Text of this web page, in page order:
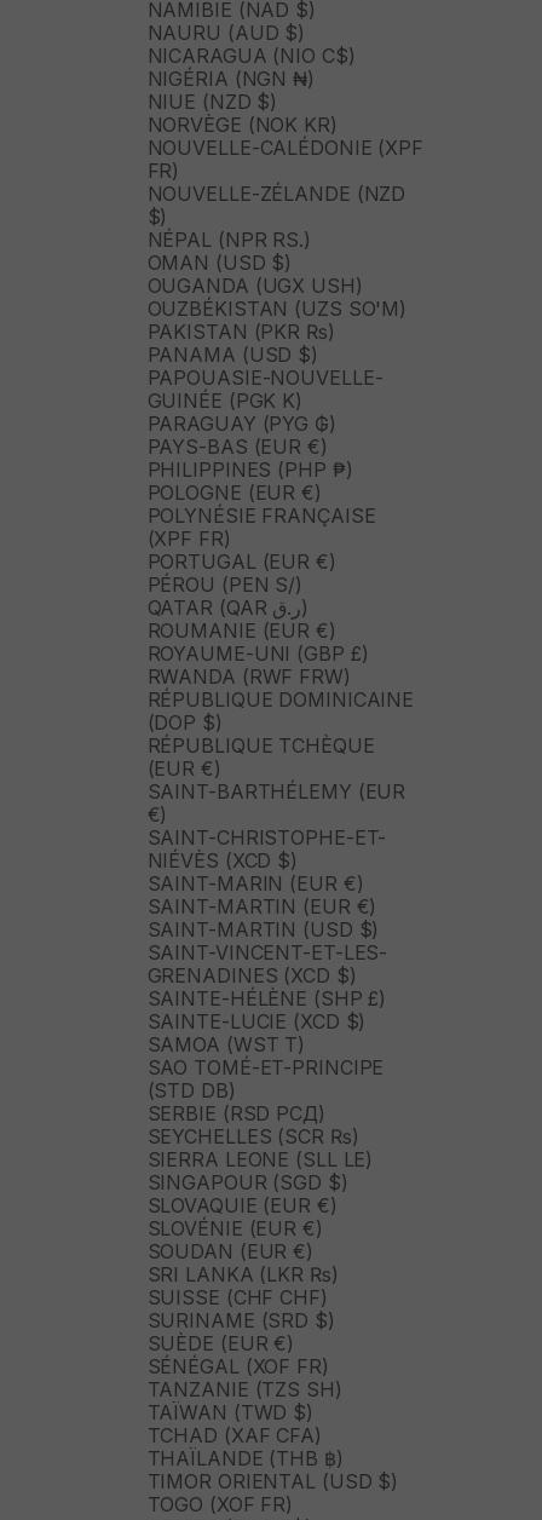
NAMIBIE (NAD $)
NAURU (AUD $)
NICARAGUA (NIO C$)
NIGÉRIA (NGN ₦)
NIUE (NZD $)
NORVÈGE (NOK KR)
NOUVELLE-CALÉDONIE (XPF
FR)
NOUVELLE-ZÉLANDE (NZD
$)
NÉPAL (NPR RS.)
OMAN (USD $)
OUGANDA (UGX USH)
OUZBÉKISTAN (UZS SO'M)
PAKISTAN (PKR ₨)
PANAMA (USD $)
PAPOUASIE-NOUVELLE-
GUINÉE (PGK K)
PARAGUAY (PYG ₲)
PAYS-BAS (EUR €)
PHILIPPINES (PHP ₱)
POLOGNE (EUR €)
POLYNÉSIE FRANÇAISE
(XPF FR)
PORTUGAL (EUR €)
PÉROU (PEN S/)
QATAR (QAR ر.ق)
ROUMANIE (EUR €)
ROYAUME-UNI (GBP £)
RWANDA (RWF FRW)
RÉPUBLIQUE DOMINICAINE
(DOP $)
RÉPUBLIQUE TCHÈQUE
(EUR €)
SAINT-BARTHÉLEMY (EUR
€)
SAINT-CHRISTOPHE-ET-
NIÉVÈS (XCD $)
SAINT-MARIN (EUR €)
SAINT-MARTIN (EUR €)
SAINT-MARTIN (USD $)
SAINT-VINCENT-ET-LES-
GRENADINES (XCD $)
SAINTE-HÉLÈNE (SHP £)
SAINTE-LUCIE (XCD $)
SAMOA (WST T)
SAO TOMÉ-ET-PRINCIPE
(STD DB)
SERBIE (RSD РСД)
SEYCHELLES (SCR ₨)
SIERRA LEONE (SLL LE)
SINGAPOUR (SGD $)
SLOVAQUIE (EUR €)
SLOVÉNIE (EUR €)
SOUDAN (EUR €)
SRI LANKA (LKR ₨)
SUISSE (CHF CHF)
SURINAME (SRD $)
SUÈDE (EUR €)
SÉNÉGAL (XOF FR)
TANZANIE (TZS SH)
TAÏWAN (TWD $)
TCHAD (XAF CFA)
THAÏLANDE (THB ฿)
TIMOR ORIENTAL (USD $)
TOGO (XOF FR)